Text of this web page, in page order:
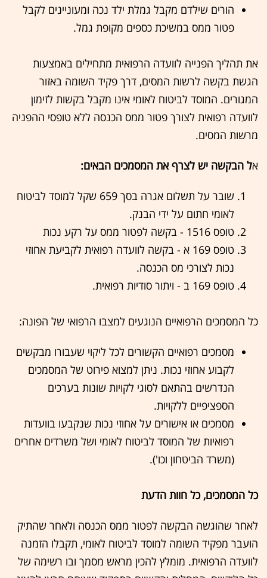
הורים שילדם מקבל גמלת ילד נכה ומעוניינים לקבל
פטור ממס במשיכת כספים מקופת גמל.
את תהליך הפנייה לוועדה הרפואית מתחילים באמצעות
הגשת בקשה לרשות המסים, דרך פקיד השומה באזור
המגורים. המוסד לביטוח לאומי אינו מקבל בקשות לזימון
לוועדה רפואית לצורך פטור ממס הכנסה ללא טופסי ההפניה
מרשות המסים.
אל הבקשה יש לצרף את המסמכים הבאים:
שובר על תשלום אגרה בסך 659 שקל למוסד לביטוח
לאומי חתום על ידי הבנק.
טופס 1516 - בקשה לפטור ממס על רקע נכות
טופס 169 א - בקשה לוועדה רפואית לקביעת אחוזי
נכות לצורכי מס הכנסה.
טופס 169 ב - ויתור סודיות רפואית.
כל המסמכים הרפואיים הנוגעים למצבו הרפואי של הפונה:
מסמכים רפואיים הקשורים לכל ליקוי שעבורו מבקשים
לקבוע אחוזי נכות. ניתן למצוא פירוט של המסמכים
הנדרשים בהתאם לסוגי לקויות שונות בערכים
הספציפיים ללקויות.
מסמכים או אישורים על אחוזי נכות שנקבעו בוועדות
רפואיות של המוסד לביטוח לאומי ושל משרדים אחרים
(משרד הביטחון וכו').
כל המסמכים, כל חוות הדעת
לאחר שהוגשה הבקשה לפטור ממס הכנסה ולאחר שהתיק
הועבר מפקיד השומה למוסד לביטוח לאומי, תקבלו הזמנה
לוועדה הרפואית. מומלץ להכין מראש מסמך ובו רשימה של